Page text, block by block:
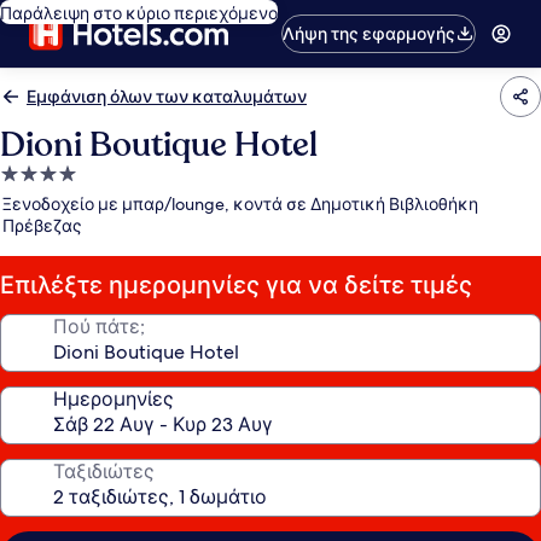
Παράλειψη στο κύριο περιεχόμενο
Λήψη της εφαρμογής
Εμφάνιση όλων των καταλυμάτων
Dioni Boutique Hotel
Κατάλυμα
με
4.0
αστέρια
Ξενοδοχείο με μπαρ/lounge, κοντά σε Δημοτική Βιβλιοθήκη
Πρέβεζας
Επιλέξτε ημερομηνίες για να δείτε τιμές
Πού πάτε;
Ημερομηνίες
Ταξιδιώτες